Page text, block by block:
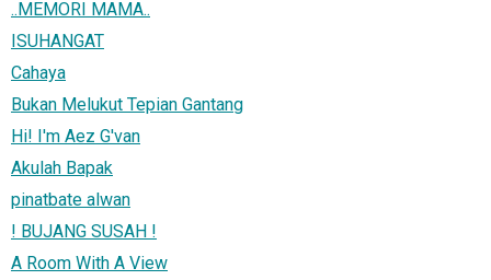
..MEMORI MAMA..
ISUHANGAT
Cahaya
Bukan Melukut Tepian Gantang
Hi! I'm Aez G'van
Akulah Bapak
pinatbate alwan
! BUJANG SUSAH !
A Room With A View